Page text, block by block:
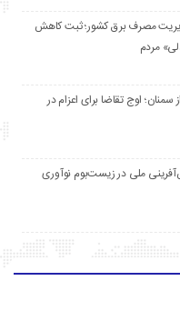
مصرف برق کشور؛ ثبت کاهش
از سمنان؛ اوج تقاضا برای اعزام در
ملی در زیست‌بوم نوآوری